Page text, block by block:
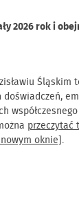
2026 rok i
przeczytać
oknie] .